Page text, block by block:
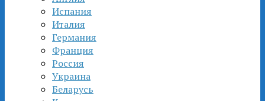
Испания
Италия
Германия
Франция
Россия
Украина
Беларусь